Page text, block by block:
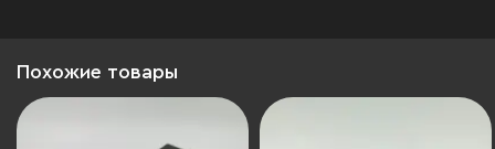
Похожие товары